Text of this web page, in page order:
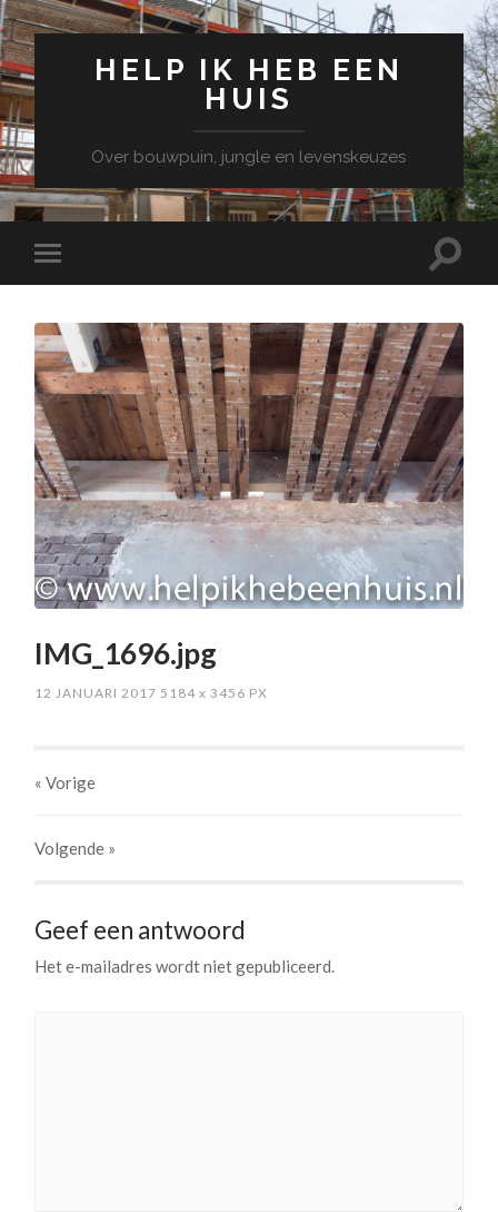
HELP IK HEB EEN
HUIS
Over bouwpuin, jungle en levenskeuzes
IMG_1696.jpg
12 JANUARI 2017 5184x 3456 PX
« Vorige
Volgende »
Geef een antwoord
Het e-mailadres wordt niet gepubliceerd.